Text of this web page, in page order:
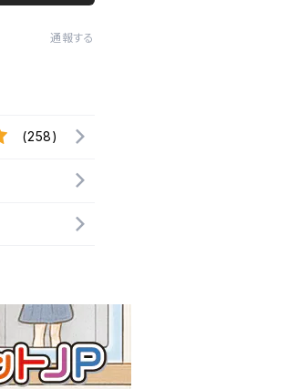
通報する
(258)